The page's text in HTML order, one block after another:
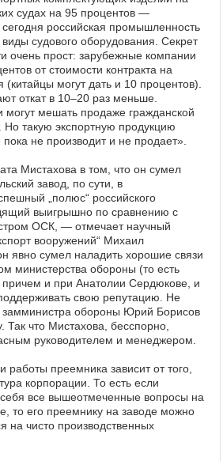
судах на 95 процентов —
сегодня российская промышленность
виды судового оборудования. Секрет
очень прост: зарубежные компании
от стоимости контракта на
(китайцы могут дать и 10 процентов).
откат в 10–20 раз меньше.
могут мешать продаже гражданской
Но такую экспортную продукцию
не производит и не продает».
Мистахова в том, что он сумел
завод, по сути, в
„полюс“ российского
выигрышно по сравнению с
ОСК, — отмечает научный
вооружений“ Михаил
явно сумел наладить хорошие связи
министерства обороны (то есть
причем и при Анатолии Сердюкове, и
свою репутацию. Не
замминистра обороны Юрий Борисов
Так что Мистахова, бесспорно,
руководителем и менеджером.
работы преемника зависит от того,
корпорации. То есть если
все вышеотмеченные вопросы на
то его преемнику на заводе можно
на чисто производственных